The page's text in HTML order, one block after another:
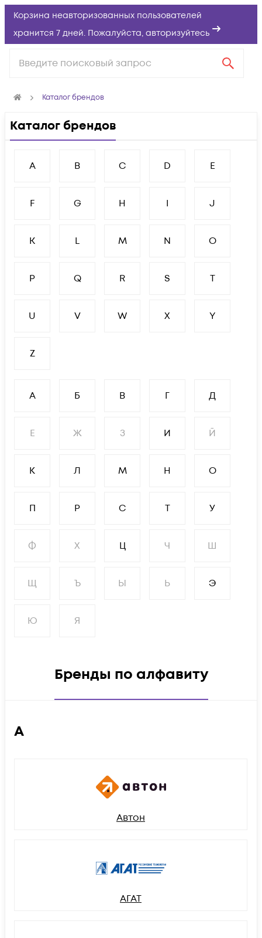
Корзина неавторизованных пользователей
хранится 7 дней. Пожалуйста, авторизуйтесь
Каталог брендов
Каталог брендов
A B C D E
F G H I J
K L M N O
P Q R S T
U V W X Y
Z
А Б В Г Д
Е Ж З И Й
К Л М Н О
П Р С Т У
Ф Х Ц Ч Ш
Щ Ъ Ы Ь Э
Ю Я
Бренды по алфавиту
А
Автон
АГАТ